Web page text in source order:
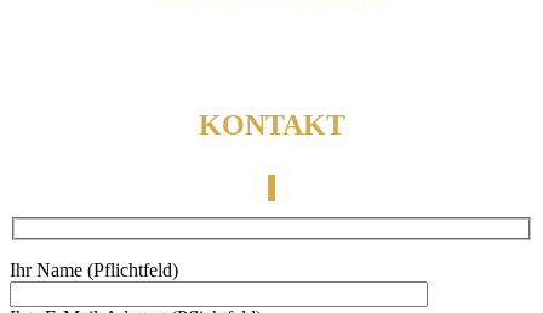
KONTAKT
Ihr Name (Pflichtfeld)